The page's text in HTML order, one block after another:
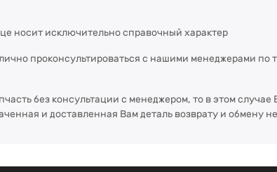
носит исключительно справочный характер
проконсультироваться с нашими менеджерами по
без консультации с менеджером, то в этом случае
и доставленная Вам деталь возврату и обмену